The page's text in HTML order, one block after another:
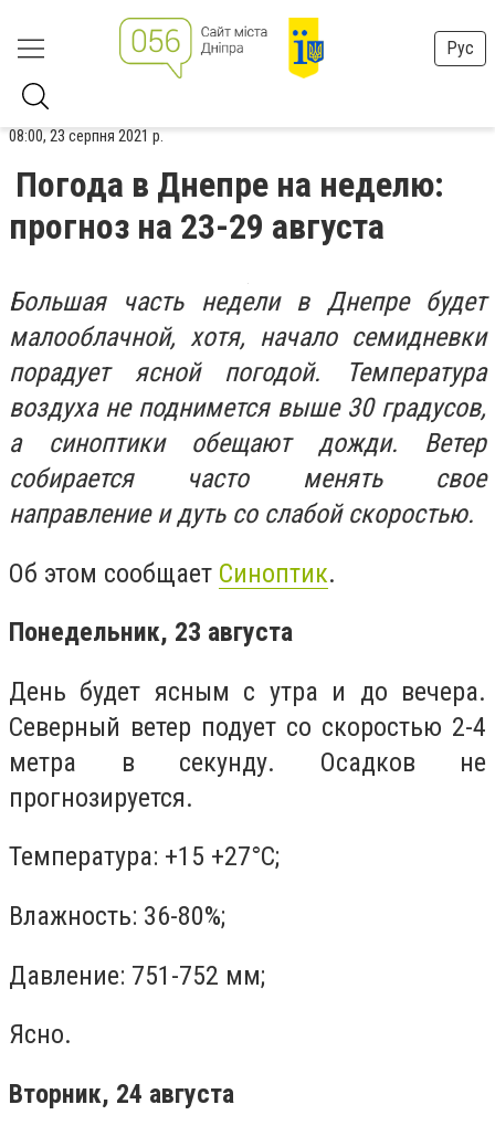
Рус
08:00, 23 серпня 2021 р.
Погода в Днепре на неделю:
прогноз на 23-29 августа
Большая часть недели в Днепре будет
малооблачной, хотя, начало семидневки
порадует ясной погодой. Температура
воздуха не поднимется выше 30 градусов,
а синоптики обещают дожди. Ветер
собирается часто менять свое
направление и дуть со слабой скоростью.
Об этом сообщает Синоптик.
Понедельник, 23 августа
День будет ясным с утра и до вечера.
Северный ветер подует со скоростью 2-4
метра в секунду. Осадков не
прогнозируется.
Температура: +15 +27°C;
Влажность: 36-80%;
Давление: 751-752 мм;
Ясно.
Вторник, 24 августа